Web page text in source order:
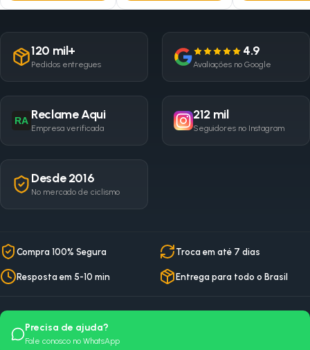
120 mil+
Pedidos entregues
4.9
Avaliações no Google
RA Reclame Aqui
Empresa verificada
212 mil
Seguidores no Instagram
Desde 2016
No mercado de ciclismo
Compra 100% Segura Troca em até 7 dias
Resposta em 5-10 min Entrega para todo o Brasil
Precisa de ajuda?
Fale conosco no WhatsApp